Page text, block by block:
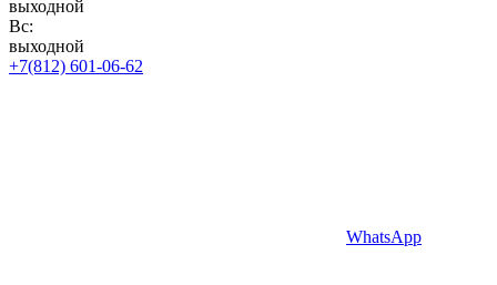
выходной
Вс:
выходной
+7(812) 601-06-62
WhatsApp